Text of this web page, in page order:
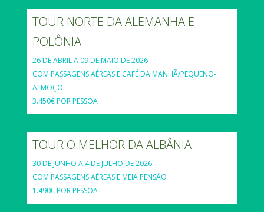
TOUR NORTE DA ALEMANHA E
POLÔNIA
26 DE ABRIL A 09 DE MAIO DE 2026
COM PASSAGENS AÉREAS E CAFÉ DA MANHÃ/PEQUENO-
ALMOÇO
3.450€ POR PESSOA
TOUR O MELHOR DA ALBÂNIA
30 DE JUNHO A 4 DE JULHO DE 2026
COM PASSAGENS AÉREAS E MEIA PENSÃO
1.490€ POR PESSOA